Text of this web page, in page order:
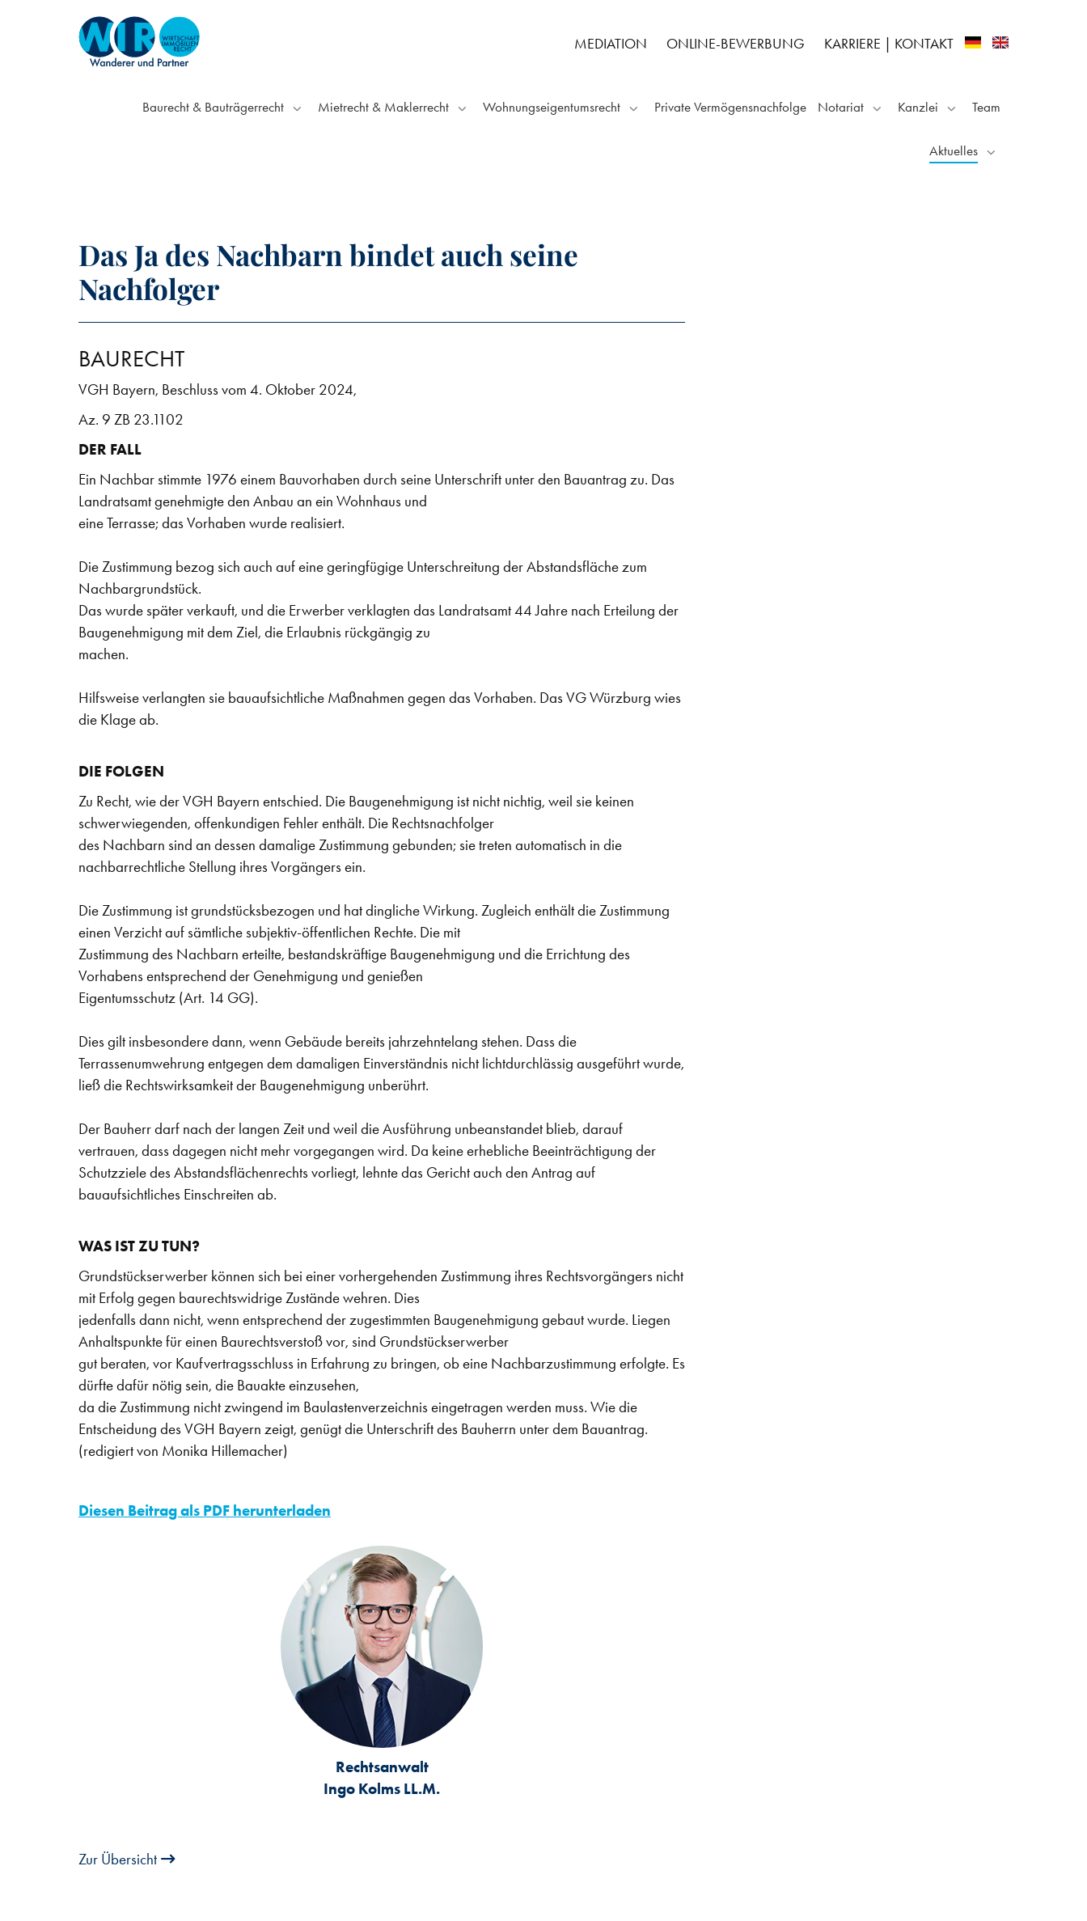
MEDIATION ONLINE-BEWERBUNG KARRIERE KONTAKT
Baurecht & Bauträgerrecht Mietrecht & Maklerrecht Wohnungseigentumsrecht Private Vermögensnachfolge Notariat Kanzlei Team
Aktuelles
Das Ja des Nachbarn bindet auch seine
Nachfolger
BAURECHT
VGH Bayern, Beschluss vom 4. Oktober 2024,
Az. 9 ZB 23.1102
DER FALL
Ein Nachbar stimmte 1976 einem Bauvorhaben durch seine Unterschrift unter den Bauantrag zu. Das
Landratsamt genehmigte den Anbau an ein Wohnhaus und
eine Terrasse; das Vorhaben wurde realisiert.
Die Zustimmung bezog sich auch auf eine geringfügige Unterschreitung der Abstandsfläche zum
Nachbargrundstück.
Das wurde später verkauft, und die Erwerber verklagten das Landratsamt 44 Jahre nach Erteilung der
Baugenehmigung mit dem Ziel, die Erlaubnis rückgängig zu
machen.
Hilfsweise verlangten sie bauaufsichtliche Maßnahmen gegen das Vorhaben. Das VG Würzburg wies
die Klage ab.
DIE FOLGEN
Zu Recht, wie der VGH Bayern entschied. Die Baugenehmigung ist nicht nichtig, weil sie keinen
schwerwiegenden, offenkundigen Fehler enthält. Die Rechtsnachfolger
des Nachbarn sind an dessen damalige Zustimmung gebunden; sie treten automatisch in die
nachbarrechtliche Stellung ihres Vorgängers ein.
Die Zustimmung ist grundstücksbezogen und hat dingliche Wirkung. Zugleich enthält die Zustimmung
einen Verzicht auf sämtliche subjektiv-öffentlichen Rechte. Die mit
Zustimmung des Nachbarn erteilte, bestandskräftige Baugenehmigung und die Errichtung des
Vorhabens entsprechend der Genehmigung und genießen
Eigentumsschutz (Art. 14 GG).
Dies gilt insbesondere dann, wenn Gebäude bereits jahrzehntelang stehen. Dass die
Terrassenumwehrung entgegen dem damaligen Einverständnis nicht lichtdurchlässig ausgeführt wurde,
ließ die Rechtswirksamkeit der Baugenehmigung unberührt.
Der Bauherr darf nach der langen Zeit und weil die Ausführung unbeanstandet blieb, darauf
vertrauen, dass dagegen nicht mehr vorgegangen wird. Da keine erhebliche Beeinträchtigung der
Schutzziele des Abstandsflächenrechts vorliegt, lehnte das Gericht auch den Antrag auf
bauaufsichtliches Einschreiten ab.
WAS IST ZU TUN?
Grundstückserwerber können sich bei einer vorhergehenden Zustimmung ihres Rechtsvorgängers nicht
mit Erfolg gegen baurechtswidrige Zustände wehren. Dies
jedenfalls dann nicht, wenn entsprechend der zugestimmten Baugenehmigung gebaut wurde. Liegen
Anhaltspunkte für einen Baurechtsverstoß vor, sind Grundstückserwerber
gut beraten, vor Kaufvertragsschluss in Erfahrung zu bringen, ob eine Nachbarzustimmung erfolgte. Es
dürfte dafür nötig sein, die Bauakte einzusehen,
da die Zustimmung nicht zwingend im Baulastenverzeichnis eingetragen werden muss. Wie die
Entscheidung des VGH Bayern zeigt, genügt die Unterschrift des Bauherrn unter dem Bauantrag.
(redigiert von Monika Hillemacher)
Diesen Beitrag als PDF herunterladen
Rechtsanwalt
Ingo Kolms LL.M.
Zur Übersicht